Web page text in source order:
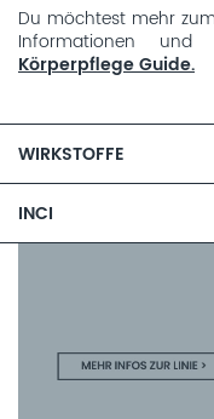
Du möchtest mehr
Informationen
Körperpflege Guide.
WIRKSTOFFE
INCI